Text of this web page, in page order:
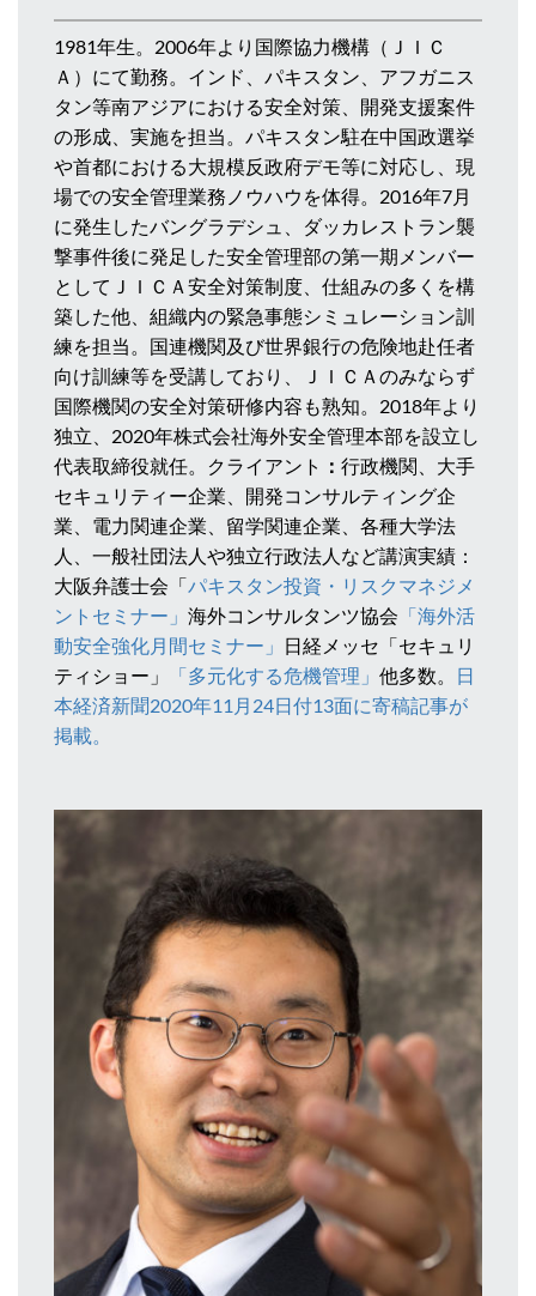
1981年生。2006年より国際協力機構（ＪＩＣ
Ａ）にて勤務。インド、パキスタン、アフガニス
タン等南アジアにおける安全対策、開発支援案件
の形成、実施を担当。パキスタン駐在中国政選挙
や首都における大規模反政府デモ等に対応し、現
場での安全管理業務ノウハウを体得。2016年7月
に発生したバングラデシュ、ダッカレストラン襲
撃事件後に発足した安全管理部の第一期メンバー
としてＪＩＣＡ安全対策制度、仕組みの多くを構
築した他、組織内の緊急事態シミュレーション訓
練を担当。国連機関及び世界銀行の危険地赴任者
向け訓練等を受講しており、ＪＩＣＡのみならず
国際機関の安全対策研修内容も熟知。2018年より
独立、2020年株式会社海外安全管理本部を設立し
代表取締役就任。クライアント ： 行政機関、大手
セキュリティー企業、開発コンサルティング企
業、電力関連企業、留学関連企業、各種大学法
人、一般社団法人や独立行政法人など講演実績：
大阪弁護士会「パキスタン投資・リスクマネジメ
ントセミナー」 海外コンサルタンツ協会 「海外活
動安全強化月間セミナー」 日経メッセ「セキュリ
ティショー」
「多元化する危機管理」 他多数。
日
本経済新聞2020年11月24日付13面に寄稿記事が
掲載。